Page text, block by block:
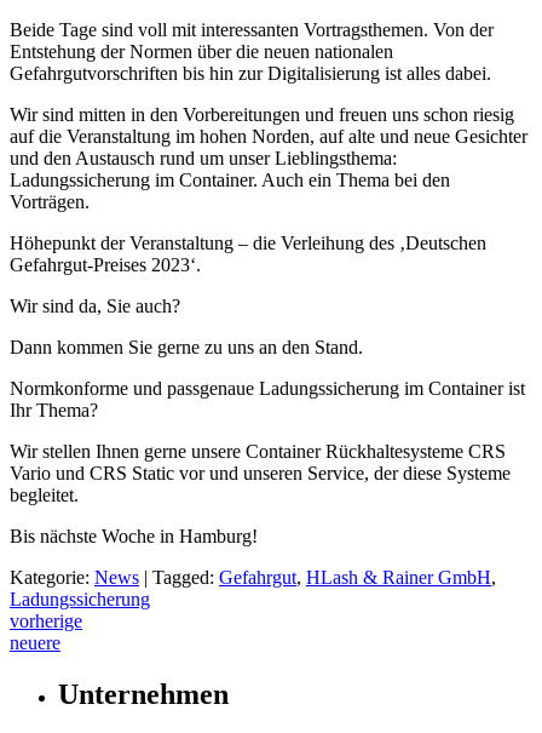
Beide Tage sind voll mit interessanten Vortragsthemen. Von der
Entstehung der Normen über die neuen nationalen
Gefahrgutvorschriften bis hin zur Digitalisierung ist alles dabei.
Wir sind mitten in den Vorbereitungen und freuen uns schon riesig
auf die Veranstaltung im hohen Norden, auf alte und neue Gesichter
und den Austausch rund um unser Lieblingsthema:
Ladungssicherung im Container. Auch ein Thema bei den
Vorträgen.
Höhepunkt der Veranstaltung – die Verleihung des ‚Deutschen
Gefahrgut-Preises 2023‘.
Wir sind da, Sie auch?
Dann kommen Sie gerne zu uns an den Stand.
Normkonforme und passgenaue Ladungssicherung im Container ist
Ihr Thema?
Wir stellen Ihnen gerne unsere Container Rückhaltesysteme CRS
Vario und CRS Static vor und unseren Service, der diese Systeme
begleitet.
Bis nächste Woche in Hamburg!
Kategorie: News | Tagged: Gefahrgut, HLash & Rainer GmbH,
Ladungssicherung
Post
navigation
vorherige
neuere
Unternehmen